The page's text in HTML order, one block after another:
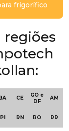
frigorífico
regiões
BA CE
GO e
DF
AM
PI RN RO RR